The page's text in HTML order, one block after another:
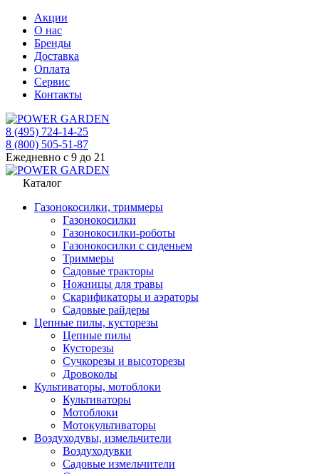
Акции
О нас
Бренды
Доставка
Оплата
Сервис
Контакты
8 (495) 724-14-25
8 (800) 505-51-87
Ежедневно с 9 до 21
Каталог
Газонокосилки, триммеры
Газонокосилки
Газонокосилки-роботы
Газонокосилки с сиденьем
Триммеры
Садовые тракторы
Ножницы для травы
Скарификаторы и аэраторы
Садовые райдеры
Цепные пилы, кусторезы
Цепные пилы
Кусторезы
Сучкорезы и высоторезы
Дровоколы
Культиваторы, мотоблоки
Культиваторы
Мотоблоки
Мотокультиваторы
Воздуходувы, измельчители
Воздуходувки
Садовые измельчители